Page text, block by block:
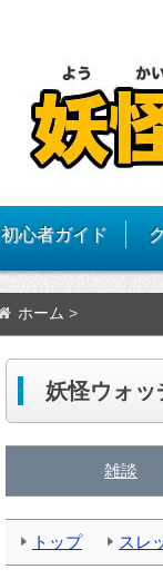
初心者ガイド
ホーム >
妖怪ウォッ
雑談
トップ スレ